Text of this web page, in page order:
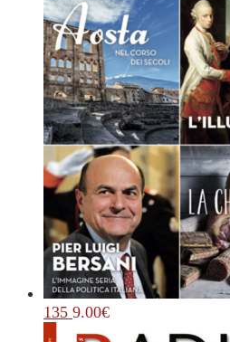
135 9.00€